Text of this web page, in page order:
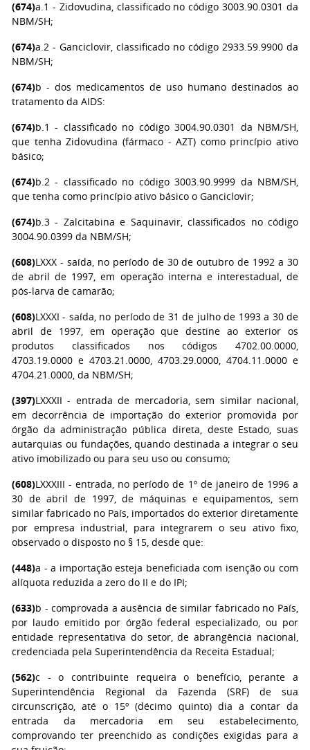
(674)a.1 - Zidovudina, classificado no código 3003.90.0301 da
NBM/SH;
(674)a.2 - Ganciclovir, classificado no código 2933.59.9900 da
NBM/SH;
(674)b - dos medicamentos de uso humano destinados ao
tratamento da AIDS:
(674)b.1 - classificado no código 3004.90.0301 da NBM/SH,
que tenha Zidovudina (fármaco - AZT) como princípio ativo
básico;
(674)b.2 - classificado no código 3003.90.9999 da NBM/SH,
que tenha como princípio ativo básico o Ganciclovir;
(674)b.3 - Zalcitabina e Saquinavir, classificados no código
3004.90.0399 da NBM/SH;
(608)LXXX - saída, no período de 30 de outubro de 1992 a 30
de abril de 1997, em operação interna e interestadual, de
pós-larva de camarão;
(608)LXXXI - saída, no período de 31 de julho de 1993 a 30 de
abril de 1997, em operação que destine ao exterior os
produtos classificados nos códigos 4702.00.0000,
4703.19.0000 e 4703.21.0000, 4703.29.0000, 4704.11.0000 e
4704.21.0000, da NBM/SH;
(397)LXXXII - entrada de mercadoria, sem similar nacional,
em decorrência de importação do exterior promovida por
órgão da administração pública direta, deste Estado, suas
autarquias ou fundações, quando destinada a integrar o seu
ativo imobilizado ou para seu uso ou consumo;
(608)LXXXIII - entrada, no período de 1º de janeiro de 1996 a
30 de abril de 1997, de máquinas e equipamentos, sem
similar fabricado no País, importados do exterior diretamente
por empresa industrial, para integrarem o seu ativo fixo,
observado o disposto no § 15, desde que:
(448)a - a importação esteja beneficiada com isenção ou com
alíquota reduzida a zero do II e do IPI;
(633)b - comprovada a ausência de similar fabricado no País,
por laudo emitido por órgão federal especializado, ou por
entidade representativa do setor, de abrangência nacional,
credenciada pela Superintendência da Receita Estadual;
(562)c - o contribuinte requeira o benefício, perante a
Superintendência Regional da Fazenda (SRF) de sua
circunscrição, até o 15º (décimo quinto) dia a contar da
entrada da mercadoria em seu estabelecimento,
comprovando ter preenchido as condições exigidas para a